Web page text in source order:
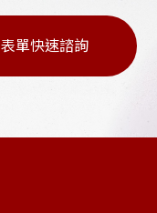
表單快速諮詢